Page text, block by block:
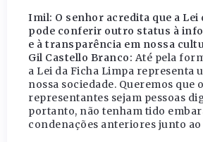
Imil: O senhor acredita que a Lei
pode conferir outro status à
e à transparência em nossa
Gil Castello Branco: Até pela
a Lei da Ficha Limpa representa
nossa sociedade. Queremos que
representantes sejam pessoas
portanto, não tenham tido
condenações anteriores junto